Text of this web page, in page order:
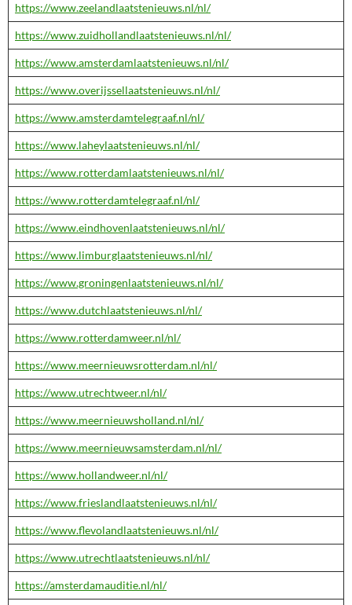
https://www.zeelandlaatstenieuws.nl/nl/
https://www.zuidhollandlaatstenieuws.nl/nl/
https://www.amsterdamlaatstenieuws.nl/nl/
https://www.overijssellaatstenieuws.nl/nl/
https://www.amsterdamtelegraaf.nl/nl/
https://www.laheylaatstenieuws.nl/nl/
https://www.rotterdamlaatstenieuws.nl/nl/
https://www.rotterdamtelegraaf.nl/nl/
https://www.eindhovenlaatstenieuws.nl/nl/
https://www.limburglaatstenieuws.nl/nl/
https://www.groningenlaatstenieuws.nl/nl/
https://www.dutchlaatstenieuws.nl/nl/
https://www.rotterdamweer.nl/nl/
https://www.meernieuwsrotterdam.nl/nl/
https://www.utrechtweer.nl/nl/
https://www.meernieuwsholland.nl/nl/
https://www.meernieuwsamsterdam.nl/nl/
https://www.hollandweer.nl/nl/
https://www.frieslandlaatstenieuws.nl/nl/
https://www.flevolandlaatstenieuws.nl/nl/
https://www.utrechtlaatstenieuws.nl/nl/
https://amsterdamauditie.nl/nl/